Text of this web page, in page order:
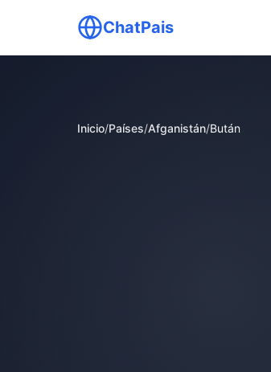
ChatPais
Inicio/Países/Afganistán/Bután